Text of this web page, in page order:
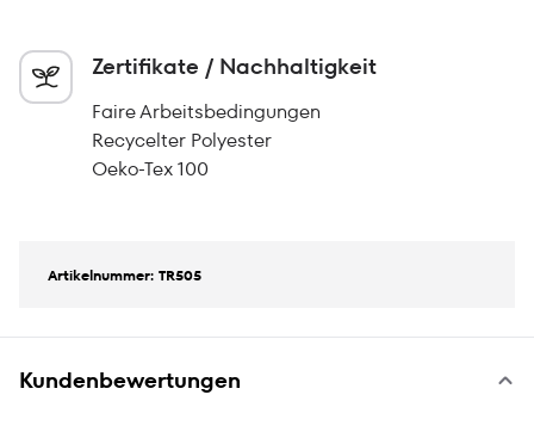
Zertifikate / Nachhaltigkeit
Faire Arbeitsbedingungen
Recycelter Polyester
Oeko-Tex 100
Artikelnummer: TR505
Kundenbewertungen